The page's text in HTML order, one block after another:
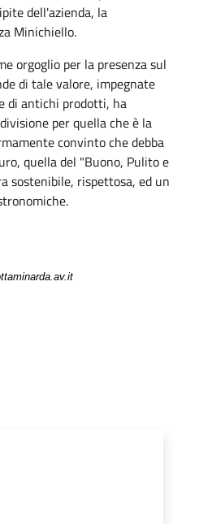
dell'azienda, la
Minichiello.
orgoglio per la presenza sul
di tale valore, impegnate
di antichi prodotti, ha
per quella che è la
convinto che debba
quella del "Buono, Pulito e
sostenibile, rispettosa, ed un